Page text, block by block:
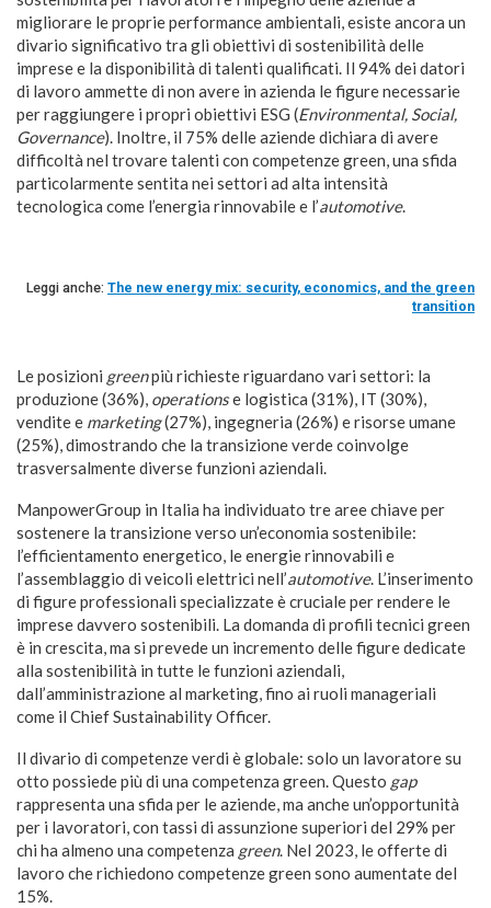
migliorare le proprie performance ambientali, esiste ancora un
divario significativo tra gli obiettivi di sostenibilità delle
imprese e la disponibilità di talenti qualificati. Il 94% dei datori
di lavoro ammette di non avere in azienda le figure necessarie
per raggiungere i propri obiettivi ESG (Environmental, Social,
Governance). Inoltre, il 75% delle aziende dichiara di avere
difficoltà nel trovare talenti con competenze green, una sfida
particolarmente sentita nei settori ad alta intensità
tecnologica come l’energia rinnovabile e l’automotive.
Leggi anche: The new energy mix: security, economics, and the green
transition
Le posizioni greenpiù richieste riguardano vari settori: la
produzione (36%), operationse logistica (31%), IT (30%),
vendite e marketing(27%), ingegneria (26%) e risorse umane
(25%), dimostrando che la transizione verde coinvolge
trasversalmente diverse funzioni aziendali.
ManpowerGroup in Italia ha individuato tre aree chiave per
sostenere la transizione verso un’economia sostenibile:
l’efficientamento energetico, le energie rinnovabili e
l’assemblaggio di veicoli elettrici nell’automotive. L’inserimento
di figure professionali specializzate è cruciale per rendere le
imprese davvero sostenibili. La domanda di profili tecnici green
è in crescita, ma si prevede un incremento delle figure dedicate
alla sostenibilità in tutte le funzioni aziendali,
dall’amministrazione al marketing, fino ai ruoli manageriali
come il Chief Sustainability Officer.
Il divario di competenze verdi è globale: solo un lavoratore su
otto possiede più di una competenza green. Questo gap
rappresenta una sfida per le aziende, ma anche un’opportunità
per i lavoratori, con tassi di assunzione superiori del 29% per
chi ha almeno una competenza green. Nel 2023, le offerte di
lavoro che richiedono competenze green sono aumentate del
15%.